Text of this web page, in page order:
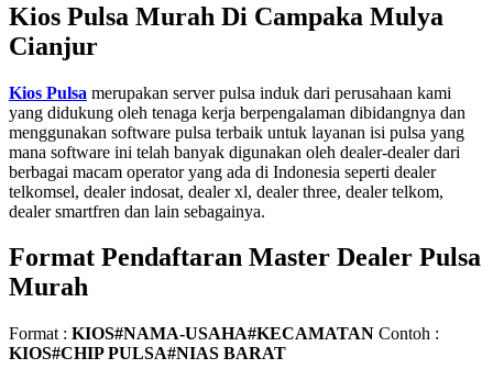
Kios Pulsa Murah Di Campaka Mulya
Cianjur
Kios Pulsa merupakan server pulsa induk dari perusahaan kami
yang didukung oleh tenaga kerja berpengalaman dibidangnya dan
menggunakan software pulsa terbaik untuk layanan isi pulsa yang
mana software ini telah banyak digunakan oleh dealer-dealer dari
berbagai macam operator yang ada di Indonesia seperti dealer
telkomsel, dealer indosat, dealer xl, dealer three, dealer telkom,
dealer smartfren dan lain sebagainya.
Format Pendaftaran Master Dealer Pulsa
Murah
Format : KIOS#NAMA-USAHA#KECAMATAN Contoh :
KIOS#CHIP PULSA#NIAS BARAT